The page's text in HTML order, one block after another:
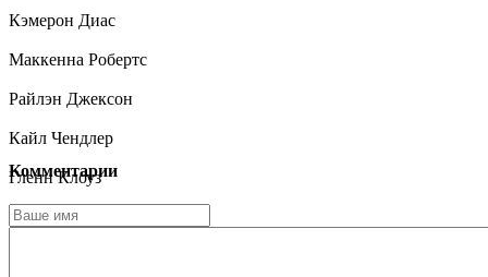
Кэмерон Диас
Маккенна Робертс
Райлэн Джексон
Кайл Чендлер
Гленн Клоуз
Джэми Деметриу
Комментарии